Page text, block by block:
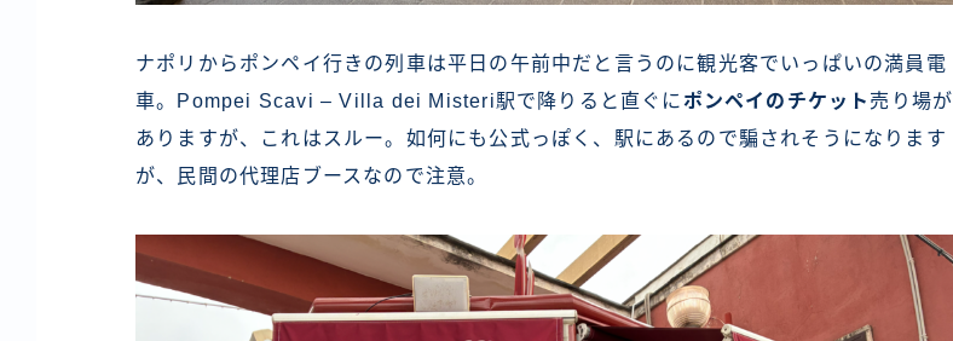
ナポリからポンペイ行きの列車は平日の午前中だと言うのに観光客でいっぱいの満員電
車。Pompei Scavi – Villa dei Misteri駅で降りると直ぐにポンペイのチケット 売り場が
ありますが、これはスルー。如何にも公式っぽく、駅にあるので騙されそうになります
が、民間の代理店ブースなので注意。